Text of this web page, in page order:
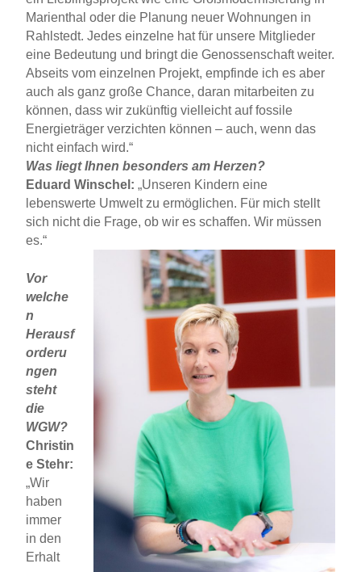
Marienthal oder die Planung neuer Wohnungen in
Rahlstedt. Jedes einzelne hat für unsere Mitglieder
eine Bedeutung und bringt die Genossenschaft weiter.
Abseits vom einzelnen Projekt, empfinde ich es aber
auch als ganz große Chance, daran mitarbeiten zu
können, dass wir zukünftig vielleicht auf fossile
Energieträger verzichten können – auch, wenn das
nicht einfach wird.“
Was liegt Ihnen besonders am Herzen?
Eduard Winschel: „Unseren Kindern eine
lebenswerte Umwelt zu ermöglichen. Für mich stellt
sich nicht die Frage, ob wir es schaffen. Wir müssen
es.“
Vor
welche
n
Herausf
orderu
ngen
steht
die
WGW?
Christin
e Stehr:
„Wir
haben
immer
in den
Erhalt